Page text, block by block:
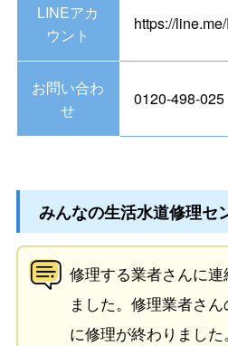
LINEアカ
ウント
https://
お問い合わ
せ
0120-498-025
みんなの生活水道修理セ
修理する業者さんに
ました。修理業者さ
に修理が終わりまし